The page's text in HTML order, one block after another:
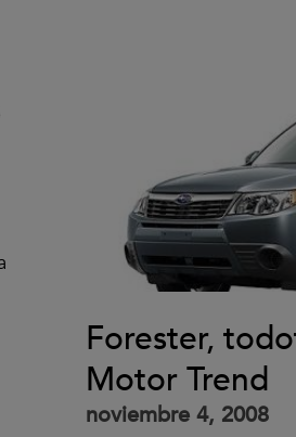
Forester,
Motor Trend
noviembre 4, 2008